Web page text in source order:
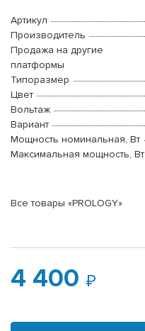
Артикул
Производитель
Продажа на другие
платформы
Типоразмер
Цвет
Вольтаж
Вариант
Мощность номинальная, Вт
Максимальная мощность, Вт
Все товары «PROLOGY»
4 400